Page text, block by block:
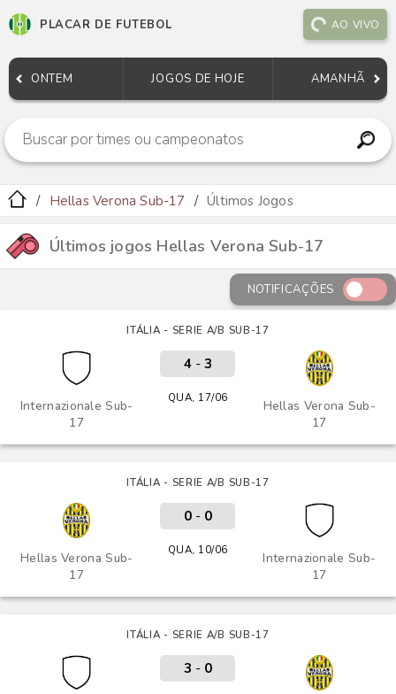
PLACAR DE FUTEBOL AO VIVO
ONTEM JOGOS DE HOJE AMANHÃ
Hellas Verona Sub-17 Últimos Jogos
Últimos jogos Hellas Verona Sub-17
NOTIFICAÇÕES
ITÁLIA - SERIE A/B SUB-17
Internazionale Sub-
17
Hellas Verona Sub-
17
4- 3
QUA, 17/06
ITÁLIA - SERIE A/B SUB-17
Hellas Verona Sub-
17
Internazionale Sub-
17
0- 0
QUA, 10/06
ITÁLIA - SERIE A/B SUB-17
3 - 0